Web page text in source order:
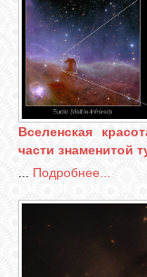
RSS
Вселенская
части знаменитой
Подробнее...